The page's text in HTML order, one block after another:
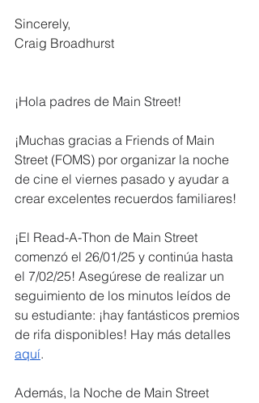
Sincerely,
Craig Broadhurst
¡Hola padres de Main Street!
¡Muchas gracias a Friends of Main
Street (FOMS) por organizar la noche
de cine el viernes pasado y ayudar a
crear excelentes recuerdos familiares!
¡El Read-A-Thon de Main Street
comenzó el 26/01/25 y continúa hasta
el 7/02/25! Asegúrese de realizar un
seguimiento de los minutos leídos de
su estudiante: ¡hay fantásticos premios
de rifa disponibles! Hay más detalles
aquí.
Además, la Noche de Main Street